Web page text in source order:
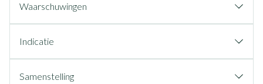
Waarschuwingen
Indicatie
Samenstelling